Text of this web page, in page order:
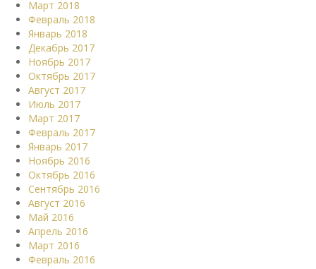
Март 2018
Февраль 2018
Январь 2018
Декабрь 2017
Ноябрь 2017
Октябрь 2017
Август 2017
Июль 2017
Март 2017
Февраль 2017
Январь 2017
Ноябрь 2016
Октябрь 2016
Сентябрь 2016
Август 2016
Май 2016
Апрель 2016
Март 2016
Февраль 2016